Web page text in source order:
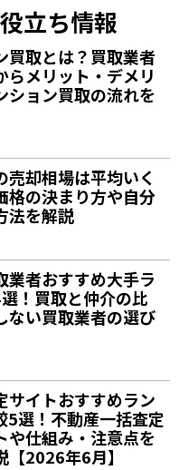
立ち情報
買取とは？買取業者
らメリット・デメリ
ション買取の流れを
売却相場は平均いく
格の決まり方や自分
法を解説
業者おすすめ大手ラ
！買取と仲介の比
ない買取業者の選び
サイトおすすめラン
5選！不動産一括査定
や仕組み・注意点を
【2026年6月】